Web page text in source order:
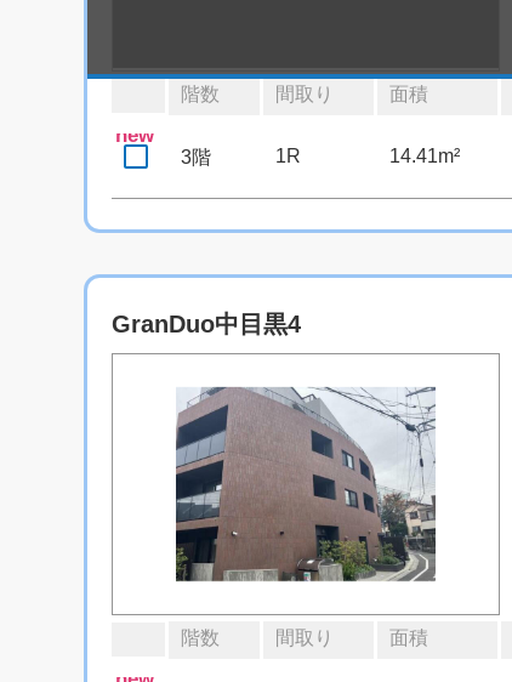
階数 間取り 面積
new
3階 1R 14.41m²
GranDuo中目黒4
階数 間取り 面積